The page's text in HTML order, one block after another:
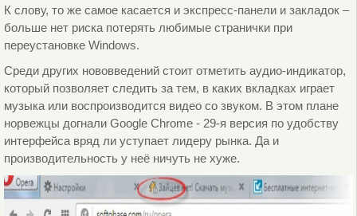
К слову, то же самое касается и экспресс-панели и закладок –
больше нет риска потерять любимые странички при
переустановке Windows.
Среди других нововведений стоит отметить аудио-индикатор,
который позволяет следить за тем, в каких вкладках играет
музыка или воспроизводится видео со звуком. В этом плане
норвежцы догнали Google Chrome - 29-я версия по удобству
интерфейса вряд ли уступает лидеру рынка. Да и
производительность у неё ничуть не хуже.